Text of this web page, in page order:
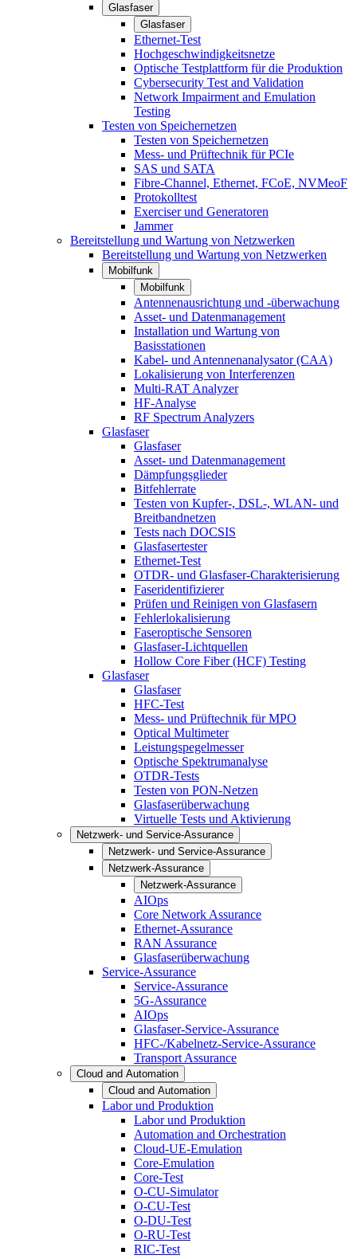
Glasfaser
Glasfaser
Ethernet-Test
Hochgeschwindigkeitsnetze
Optische Testplattform für die Produktion
Cybersecurity Test and Validation
Network Impairment and Emulation
Testing
Testen von Speichernetzen
Testen von Speichernetzen
Mess- und Prüftechnik für PCIe
SAS und SATA
Fibre-Channel, Ethernet, FCoE, NVMeoF
Protokolltest
Exerciser und Generatoren
Jammer
Bereitstellung und Wartung von Netzwerken
Bereitstellung und Wartung von Netzwerken
Mobilfunk
Mobilfunk
Antennenausrichtung und -überwachung
Asset- und Datenmanagement
Installation und Wartung von
Basisstationen
Kabel- und Antennenanalysator (CAA)
Lokalisierung von Interferenzen
Multi-RAT Analyzer
HF-Analyse
RF Spectrum Analyzers
Glasfaser
Glasfaser
Asset- und Datenmanagement
Dämpfungsglieder
Bitfehlerrate
Testen von Kupfer-, DSL-, WLAN- und
Breitbandnetzen
Tests nach DOCSIS
Glasfasertester
Ethernet-Test
OTDR- und Glasfaser-Charakterisierung
Faseridentifizierer
Prüfen und Reinigen von Glasfasern
Fehlerlokalisierung
Faseroptische Sensoren
Glasfaser-Lichtquellen
Hollow Core Fiber (HCF) Testing
Glasfaser
Glasfaser
HFC-Test
Mess- und Prüftechnik für MPO
Optical Multimeter
Leistungspegelmesser
Optische Spektrumanalyse
OTDR-Tests
Testen von PON-Netzen
Glasfaserüberwachung
Virtuelle Tests und Aktivierung
Netzwerk- und Service-Assurance
Netzwerk- und Service-Assurance
Netzwerk-Assurance
Netzwerk-Assurance
AIOps
Core Network Assurance
Ethernet-Assurance
RAN Assurance
Glasfaserüberwachung
Service-Assurance
Service-Assurance
5G-Assurance
AIOps
Glasfaser-Service-Assurance
HFC-/Kabelnetz-Service-Assurance
Transport Assurance
Cloud and Automation
Cloud and Automation
Labor und Produktion
Labor und Produktion
Automation and Orchestration
Cloud-UE-Emulation
Core-Emulation
Core-Test
O-CU-Simulator
O-CU-Test
O-DU-Test
O-RU-Test
RIC-Test